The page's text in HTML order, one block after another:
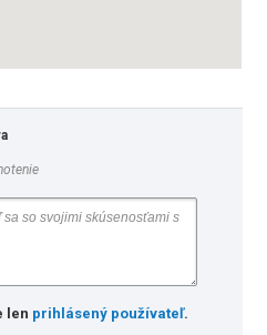
len prihlásený používateľ.